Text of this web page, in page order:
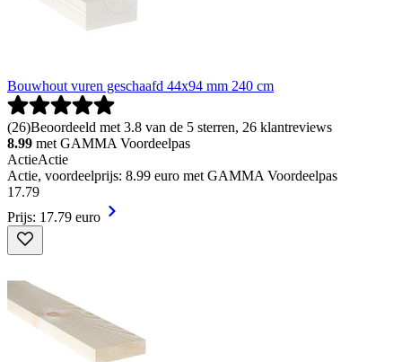
Bouwhout vuren geschaafd 44x94 mm 240 cm
(26)Beoordeeld met 3.8 van de 5 sterren, 26 klantreviews
8.99 met GAMMA Voordeelpas
ActieActie
Actie, voordeelprijs: 8.99 euro met GAMMA Voordeelpas
17.79
Prijs: 17.79 euro